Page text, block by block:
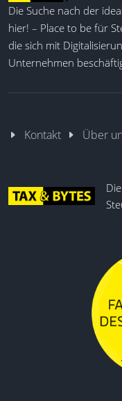
Die Suche nach der
hier! – Place to be für
die sich mit
Unternehmen
Kontakt Über